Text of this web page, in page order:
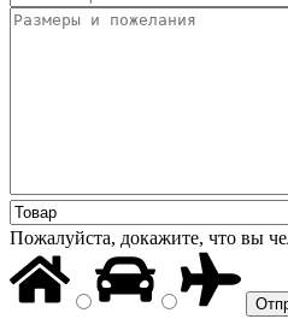
Пожалуйста, докажите, что вы